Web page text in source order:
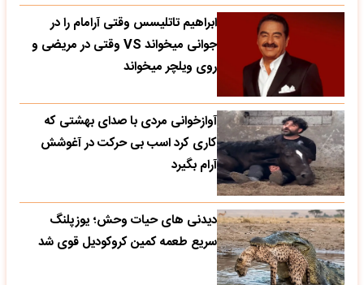
ابراهیم تاتلیسس وقتی آرامام را در
جوانی میخواند VS وقتی در مریضی و
روی ویلچر میخواند
آوازخوانی مردی با صدای بهشتی که
کاری کرد اسب بی حرکت در آغوشش
آرام بگیرد
دیدنی های حیات وحش؛ یوزپلنگ
سریع طعمه کمین کروکودیل قوی شد